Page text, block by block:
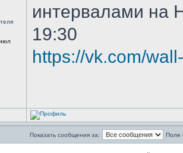
интервалами на
19:30
https://vk.com/
Показать сообщения за: Поле